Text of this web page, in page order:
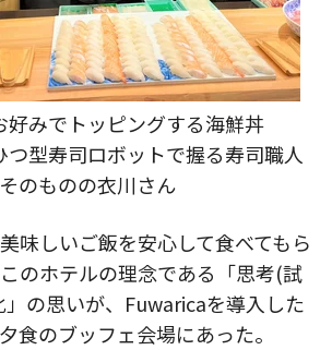
好みでトッピングする海鮮丼
つ型寿司ロボットで握る寿司職人
そのものの衣川さん
味しいご飯を安心して食べてもら
のホテルの理念である「思考(試
の思いが、Fuwaricaを導入した
食のブッフェ会場にあった。